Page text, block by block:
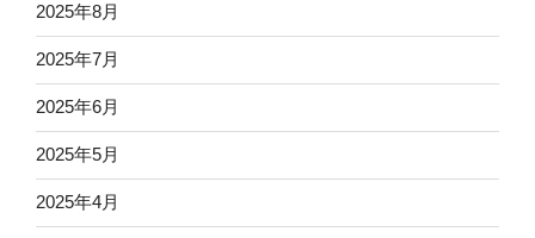
2025年8月
2025年7月
2025年6月
2025年5月
2025年4月